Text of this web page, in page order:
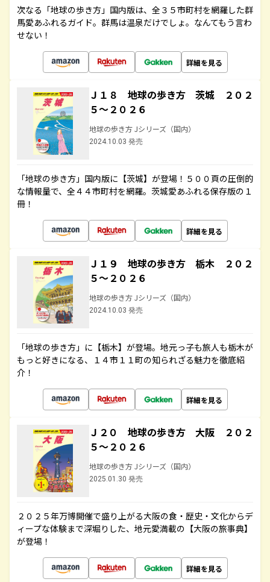
次なる「地球の歩き方」国内版は、全３５市町村を網羅した群
馬愛あふれるガイド。群馬は温泉だけでしょ。なんてもう言わ
せない！
詳細を見る
Ｊ１８ 地球の歩き方 茨城 ２０２
５～２０２６
地球の歩き方 Jシリーズ（国内）
2024.10.03 発売
「地球の歩き方」国内版に【茨城】が登場！５００頁の圧倒的
な情報量で、全４４市町村を網羅。茨城愛あふれる保存版の１
冊！
詳細を見る
Ｊ１９ 地球の歩き方 栃木 ２０２
５～２０２６
地球の歩き方 Jシリーズ（国内）
2024.10.03 発売
「地球の歩き方」に【栃木】が登場。地元っ子も旅人も栃木が
もっと好きになる、１４市１１町の知られざる魅力を徹底紹
介！
詳細を見る
Ｊ２０ 地球の歩き方 大阪 ２０２
５～２０２６
地球の歩き方 Jシリーズ（国内）
2025.01.30 発売
２０２５年万博開催で盛り上がる大阪の食・歴史・文化からデ
ィープな体験まで深堀りした、地元愛満載の【大阪の旅事典】
が登場！
詳細を見る